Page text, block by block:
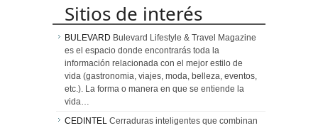
Sitios de interés
BULEVARD Bulevard Lifestyle & Travel Magazine
es el espacio donde encontrarás toda la
información relacionada con el mejor estilo de
vida (gastronomia, viajes, moda, belleza, eventos,
etc.). La forma o manera en que se entiende la
vida…
CEDINTEL Cerraduras inteligentes que combinan